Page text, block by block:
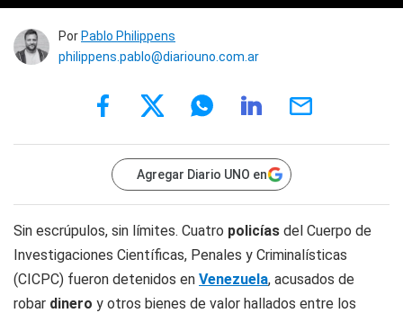
Por Pablo Philippens
philippens.pablo@diariouno.com.ar
Agregar Diario UNO en
Sin escrúpulos, sin límites. Cuatro policías del Cuerpo de
Investigaciones Científicas, Penales y Criminalísticas
(CICPC) fueron detenidos en Venezuela, acusados de
robar dinero y otros bienes de valor hallados entre los